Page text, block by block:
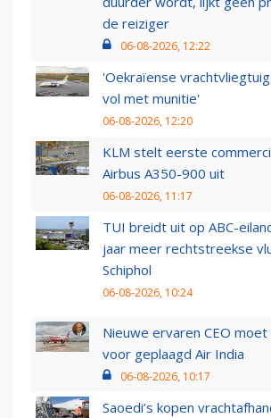
de reiziger
06-08-2026, 12:22
'Oekraïense
vol met munitie'
06-08-2026, 12:20
KLM stelt eerste
Airbus A350-900 uit
06-08-2026, 11:17
TUI breidt uit op ABC-
jaar meer rechtstreekse
Schiphol
06-08-2026, 10:24
Nieuwe ervaren CEO
voor geplaagd Air India
06-08-2026, 10:17
Saoedi’s kopen